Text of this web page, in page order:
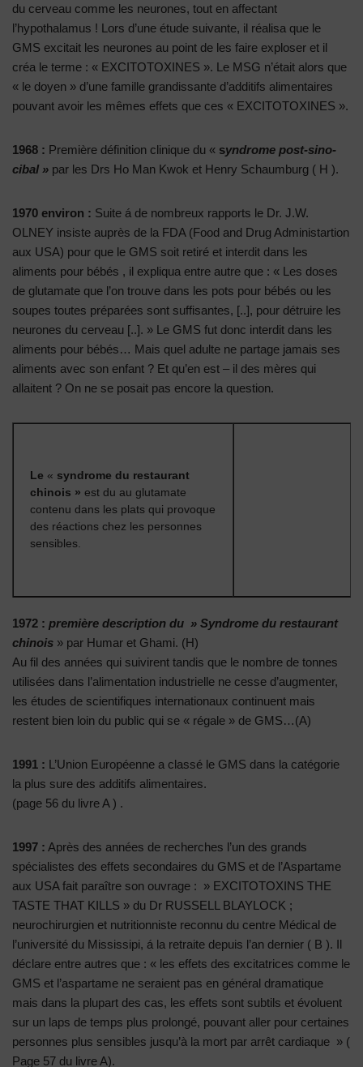
du cerveau comme les neurones, tout en affectant
l’hypothalamus ! Lors d’une étude suivante, il réalisa que le
GMS excitait les neurones au point de les faire exploser et il
créa le terme : « EXCITOTOXINES ». Le MSG n’était alors que
« le doyen » d’une famille grandissante d’additifs alimentaires
pouvant avoir les mêmes effets que ces « EXCITOTOXINES ».
1968 : Première définition clinique du « syndrome post-sino-
cibal » par les Drs Ho Man Kwok et Henry Schaumburg ( H ).
1970 environ : Suite á de nombreux rapports le Dr. J.W.
OLNEY insiste auprès de la FDA (Food and Drug Administartion
aux USA) pour que le GMS soit retiré et interdit dans les
aliments pour bébés , il expliqua entre autre que : « Les doses
de glutamate que l’on trouve dans les pots pour bébés ou les
soupes toutes préparées sont suffisantes, [..], pour détruire les
neurones du cerveau [..]. » Le GMS fut donc interdit dans les
aliments pour bébés… Mais quel adulte ne partage jamais ses
aliments avec son enfant ? Et qu’en est – il des mères qui
allaitent ? On ne se posait pas encore la question.
Le « syndrome du restaurant
chinois » est du au glutamate
contenu dans les plats qui provoque
des réactions chez les personnes
sensibles.
1972 : première description du » Syndrome du restaurant
chinois » par Humar et Ghami. (H)
Au fil des années qui suivirent tandis que le nombre de tonnes
utilisées dans l’alimentation industrielle ne cesse d’augmenter,
les études de scientifiques internationaux continuent mais
restent bien loin du public qui se « régale » de GMS…(A)
1991 : L’Union Européenne a classé le GMS dans la catégorie
la plus sure des additifs alimentaires.
(page 56 du livre A ) .
1997 : Après des années de recherches l’un des grands
spécialistes des effets secondaires du GMS et de l’Aspartame
aux USA fait paraître son ouvrage : » EXCITOTOXINS THE
TASTE THAT KILLS » du Dr RUSSELL BLAYLOCK ;
neurochirurgien et nutritionniste reconnu du centre Médical de
l’université du Mississipi, á la retraite depuis l’an dernier ( B ). Il
déclare entre autres que : « les effets des excitatrices comme le
GMS et l’aspartame ne seraient pas en général dramatique
mais dans la plupart des cas, les effets sont subtils et évoluent
sur un laps de temps plus prolongé, pouvant aller pour certaines
personnes plus sensibles jusqu’à la mort par arrêt cardiaque » (
Page 57 du livre A).